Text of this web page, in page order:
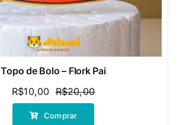
Topo de Bolo – Flork Pai
R$20,00O
preço
R$10,00
O
preço
Comprar